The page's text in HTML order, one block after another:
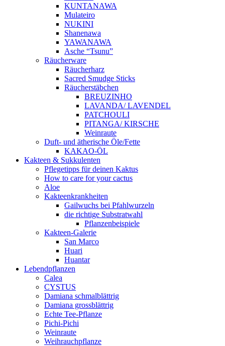
KUNTANAWA
Mulateiro
NUKINI
Shanenawa
YAWANAWA
Asche “Tsunu”
Räucherware
Räucherharz
Sacred Smudge Sticks
Räucherstäbchen
BREUZINHO
LAVANDA/ LAVENDEL
PATCHOULI
PITANGA/ KIRSCHE
Weinraute
Duft- und ätherische Öle/Fette
KAKAO-ÖL
Kakteen & Sukkulenten
Pflegetipps für deinen Kaktus
How to care for your cactus
Aloe
Kakteenkrankheiten
Gailwuchs bei Pfahlwurzeln
die richtige Substratwahl
Pflanzenbeispiele
Kakteen-Galerie
San Marco
Huari
Huantar
Lebendpflanzen
Calea
CYSTUS
Damiana schmalblättrig
Damiana grossblättrig
Echte Tee-Pflanze
Pichi-Pichi
Weinraute
Weihrauchpflanze